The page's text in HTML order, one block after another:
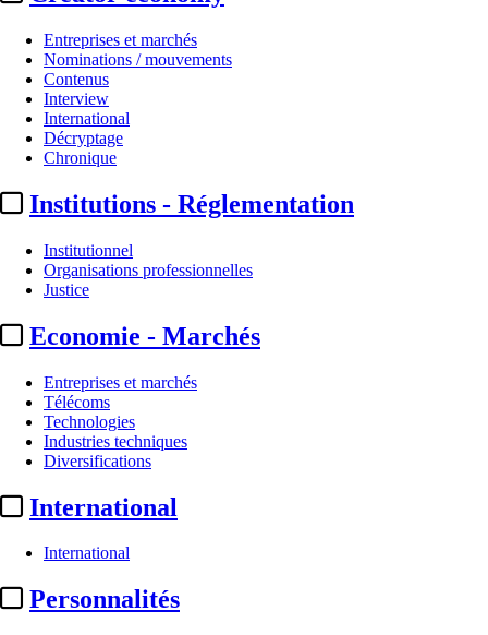
Entreprises et marchés
Nominations / mouvements
Contenus
Interview
International
Décryptage
Chronique
Institutions - Réglementation
Institutionnel
Organisations professionnelles
Justice
Economie - Marchés
Entreprises et marchés
Télécoms
Technologies
Industries techniques
Diversifications
International
International
Personnalités